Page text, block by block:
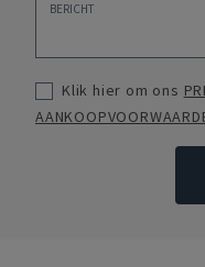
Klik hier om ons